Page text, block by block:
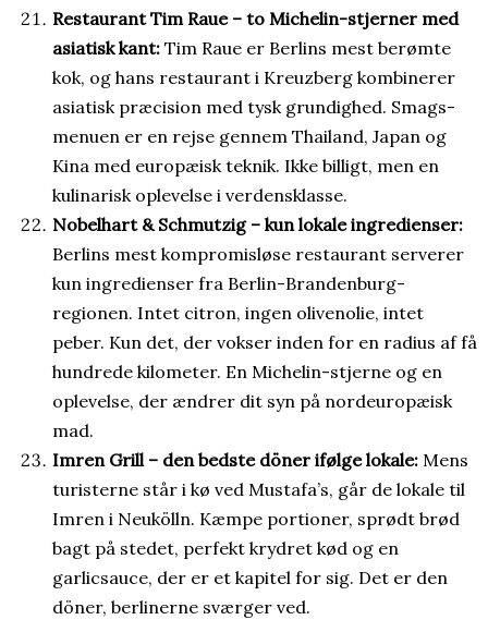
Restaurant Tim Raue – to Michelin-stjerner med
asiatisk kant: Tim Raue er Berlins mest berømte
kok, og hans restaurant i Kreuzberg kombinerer
asiatisk præcision med tysk grundighed. Smags-
menuen er en rejse gennem Thailand, Japan og
Kina med europæisk teknik. Ikke billigt, men en
kulinarisk oplevelse i verdensklasse.
Nobelhart & Schmutzig – kun lokale ingredienser:
Berlins mest kompromisløse restaurant serverer
kun ingredienser fra Berlin-Brandenburg-
regionen. Intet citron, ingen olivenolie, intet
peber. Kun det, der vokser inden for en radius af få
hundrede kilometer. En Michelin-stjerne og en
oplevelse, der ændrer dit syn på nordeuropæisk
mad.
Imren Grill – den bedste döner ifølge lokale: Mens
turisterne står i kø ved Mustafa’s, går de lokale til
Imren i Neukölln. Kæmpe portioner, sprødt brød
bagt på stedet, perfekt krydret kød og en
garlicsauce, der er et kapitel for sig. Det er den
döner, berlinerne sværger ved.